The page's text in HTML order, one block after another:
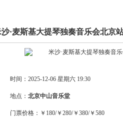
沙·麦斯基大提琴独奏音乐会北京
时间：2025-12-06 星期六 19:30
地点： 北京中山音乐堂
门票价格：￥180/￥280/￥380/￥580